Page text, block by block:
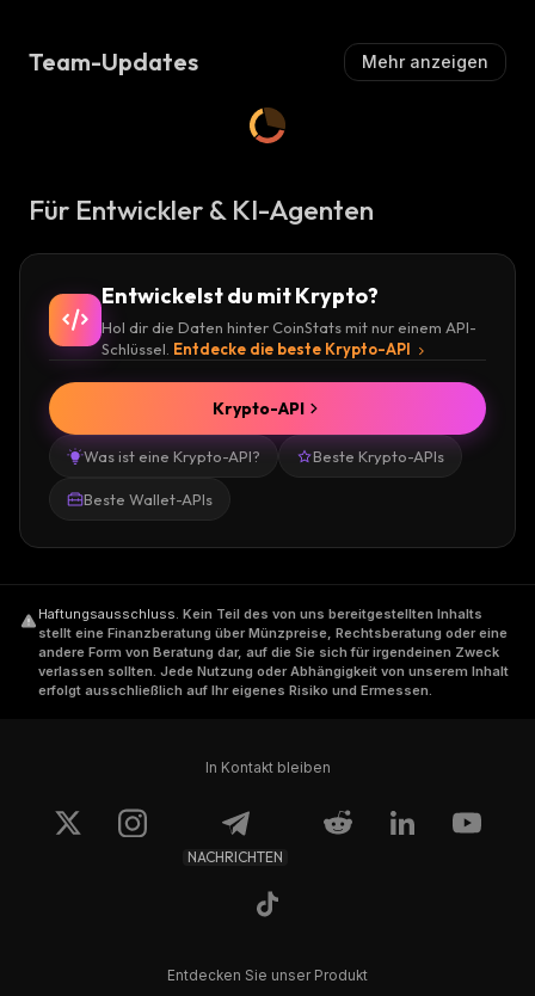
Team-Updates Mehr anzeigen
Für Entwickler & KI-Agenten
Entwickelst du mit Krypto?
Hol dir die Daten hinter CoinStats mit nur einem API-
Schlüssel. Entdecke die beste Krypto-API
Was ist eine Krypto-API? Beste Krypto-APIs
Beste Wallet-APIs
Krypto-API
Haftungsausschluss. Kein Teil des von uns bereitgestellten Inhalts
stellt eine Finanzberatung über Münzpreise, Rechtsberatung oder eine
andere Form von Beratung dar, auf die Sie sich für irgendeinen Zweck
verlassen sollten. Jede Nutzung oder Abhängigkeit von unserem Inhalt
erfolgt ausschließlich auf Ihr eigenes Risiko und Ermessen.
In Kontakt bleiben
NACHRICHTEN
Entdecken Sie unser Produkt